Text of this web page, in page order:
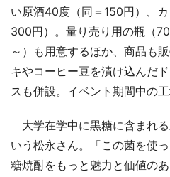
い原酒40度（同＝150円）、
300円）。量り売り用の瓶（
～）も用意するほか、商品も
キやコーヒー豆を漬け込んだ
スも併設。イベント期間中の工
大学在学中に黒糖に含まれ
いう松永さん。「この菌を使
糖焼酎をもっと魅力と価値の